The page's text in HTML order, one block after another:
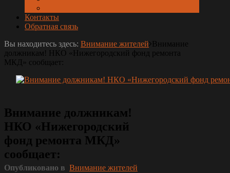
Контакты
Обратная связь
Вы находитесь здесь: Внимание жителей Внимание
должникам! НКО «Нижегородский фонд ремонта
МКД» сообщает:
Внимание должникам!
НКО «Нижегородский
фонд ремонта МКД»
сообщает:
Опубликовано в Внимание жителей